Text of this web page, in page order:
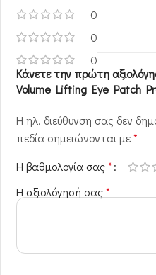
0
0
0
Κάνετε την πρώτη
Volume Lifting Eye Patch
Η ηλ. διεύθυνση σας δεν
πεδία σημειώνονται με*
Η βαθμολογία σας*
Η αξιολόγησή σας*